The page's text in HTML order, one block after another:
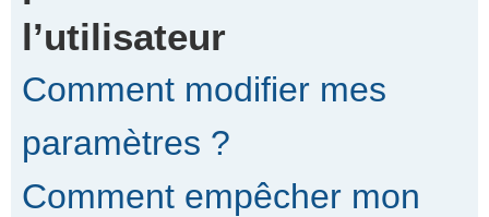
l’utilisateur
Comment modifier mes
paramètres ?
Comment empêcher mon